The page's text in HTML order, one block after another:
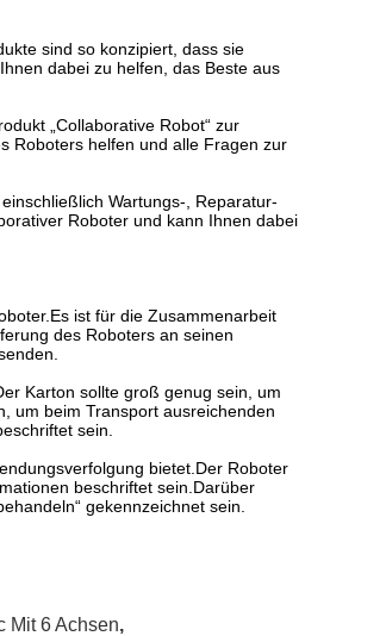
sind so konzipiert, dass sie
dabei zu helfen, das Beste aus
„Collaborative Robot“ zur
Roboters helfen und alle Fragen zur
Wartungs-, Reparatur-
Roboter und kann Ihnen dabei
ist für die Zusammenarbeit
des Roboters an seinen
Karton sollte groß genug sein, um
um beim Transport ausreichenden
sein.
bietet.Der Roboter
beschriftet sein.Darüber
gekennzeichnet sein.
Mit 6 Achsen,